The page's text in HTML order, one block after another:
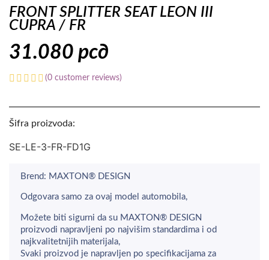
FRONT SPLITTER SEAT LEON III
CUPRA / FR
31.080 рсд
(0 customer reviews)
Šifra proizvoda:
SE-LE-3-FR-FD1G
Brend: MAXTON® DESIGN
Odgovara samo za ovaj model automobila,
Možete biti sigurni da su MAXTON® DESIGN
proizvodi napravljeni po najvišim standardima i od
najkvalitetnijih materijala,
Svaki proizvod je napravljen po specifikacijama za